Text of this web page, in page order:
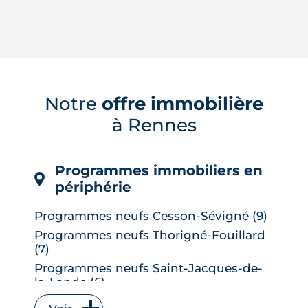
possible, risque de décote, limites du
DPE, atout du neuf : ce qu'il faut savoir
avant d'acheter ou de revendre.
Notre offre immobilière
à Rennes
Programmes immobiliers en
périphérie
Programmes neufs Cesson-Sévigné (9)
Programmes neufs Thorigné-Fouillard
(7)
Programmes neufs Saint-Jacques-de-
la-Lande (6)
Programmes neufs Vitré (6)